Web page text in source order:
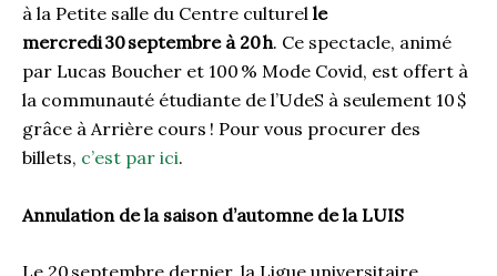
à la Petite salle du Centre culturel le
mercredi30septembre à 20 h. Ce spectacle, animé
par Lucas Boucher et 100 % Mode Covid, est offert à
la communauté étudiante de l’UdeS à seulement 10 $
grâce à Arrière cours ! Pour vous procurer des
billets, c’est par ici.
Annulation de la saison d’automnede la LUIS